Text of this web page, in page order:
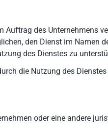
des Unternehmens
den Dienst im Namen
des Dienstes zu
die Nutzung des
oder eine andere